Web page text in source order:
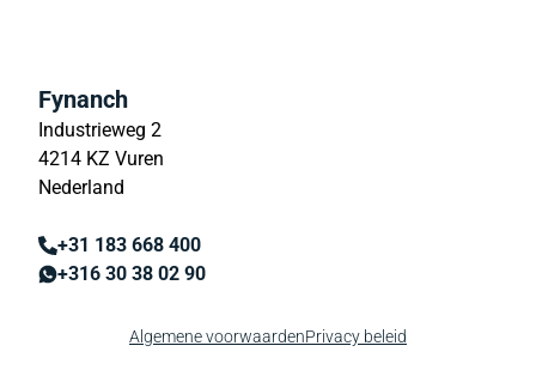
Fynanch
Industrieweg 2
4214 KZ Vuren
Nederland
+31 183 668 400
+316 30 38 02 90
Algemene voorwaardenPrivacy beleid